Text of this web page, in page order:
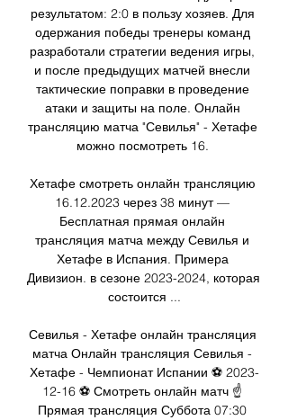
результатом: 2:0 в пользу хозяев. Для
одержания победы тренеры команд
разработали стратегии ведения игры,
и после предыдущих матчей внесли
тактические поправки в проведение
атаки и защиты на поле. Онлайн
трансляцию матча "Севилья" - Хетафе
можно посмотреть 16.
Хетафе смотреть онлайн трансляцию
16.12.2023 через 38 минут —
Бесплатная прямая онлайн
трансляция матча между Севилья и
Хетафе в Испания. Примера
Дивизион. в сезоне 2023-2024, которая
состоится ...
Севилья - Хетафе онлайн трансляция
матча Онлайн трансляция Севилья -
Хетафе - Чемпионат Испании ⚽ 2023-
12-16 ⚽ Смотреть онлайн матч ☝
Прямая трансляция Суббота 07:30